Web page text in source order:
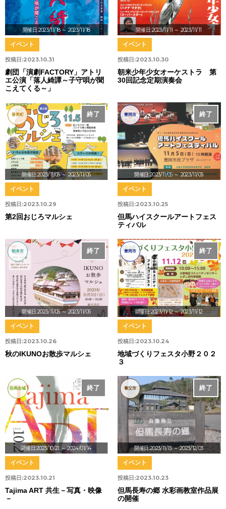
開催日:2023/11/18～ 2023/11/18
投稿日:2023.10.31
イベント
劇団「演劇FACTORY」アトリ
エ公演「落人綺譚～子守唄が聞
こえてくる～」
開催日:2023/11/11 ～ 2023/11/11
投稿日:2023.10.30
イベント
朝来少年少女オーケストラ 第
30回記念定期演奏会
開催日:2023/11/05～ 2023/11/05
終了
香美町
投稿日:2023.10.29
イベント
第2回おじろマルシェ
開催日:2023/11/05 ～ 2023/11/05
終了
豊岡市
投稿日:2023.10.25
イベント
但馬ハイスクールアートフェス
ティバル
開催日:2023/11/05～ 2023/11/05
終了
朝来市
投稿日:2023.10.26
イベント
秋のIKUNOお散歩マルシェ
開催日:2023/11/12～ 2023/11/12
終了
豊岡市
投稿日:2023.10.24
イベント
地域づくりフェスタ小野２０２
３
開催日:2023/10/21 ～ 2024/01/14
終了
但馬全域
投稿日:2023.10.21
イベント
Tajima ART 共生－写真・映像
－
開催日:2023/11/15～ 2023/12/03
終了
養父市
投稿日:2023.10.23
イベント
但馬長寿の郷 水彩画教室作品展
の開催